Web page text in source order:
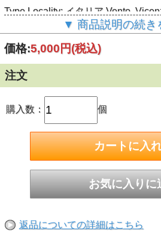
Type Locality: イタリア Vento,
Maggiore, San Pietro, Monte Nero
名前はドイツ人化学者（鉱物学者）
Gmelin（1792～1860）より
標本データ
産地： オーストラリア Victoria,
サイズ： 4x2.1x2cm
伴います
▼ 商品説明の続
価格:5,000円(税込)
注文
購入数： 個
返品についての詳細はこちら